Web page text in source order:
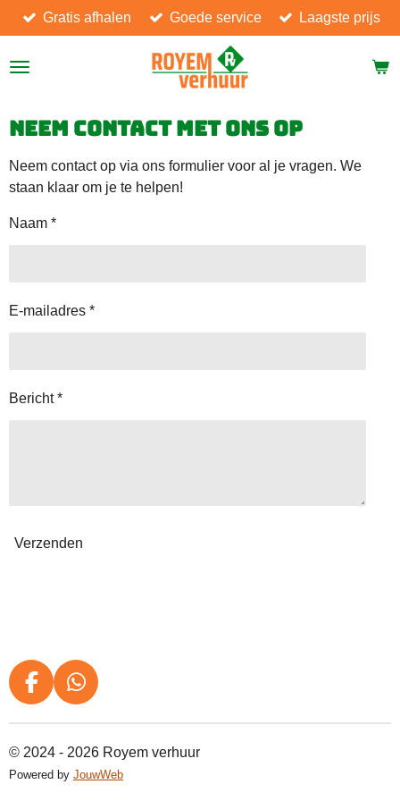
Ga
direct
naar
Gratis afhalen Goede service Laagste prijs
Neem contact met ons op
Neem contact op via ons formulier voor al je vragen. We
staan klaar om je te helpen!
Naam *
E-mailadres *
Bericht *
Verzenden
F
e
b
W
t
s
© 2024 - 2026 Royem verhuur
Powered by JouwWeb